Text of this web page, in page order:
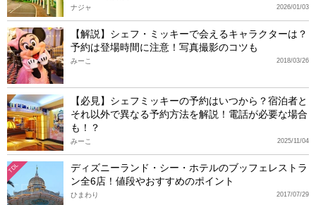
2026/01/03
ナジャ
【解説】シェフ・ミッキーで会えるキャラクターは？
予約は登場時間に注意！写真撮影のコツも
2018/03/26
みーこ
【必見】シェフミッキーの予約はいつから？宿泊者と
それ以外で異なる予約方法を解説！電話が必要な場合
も！？
2025/11/04
みーこ
TDL
ディズニーランド・シー・ホテルのブッフェレストラ
ン全6店！値段やおすすめのポイント
2017/07/29
ひまわり